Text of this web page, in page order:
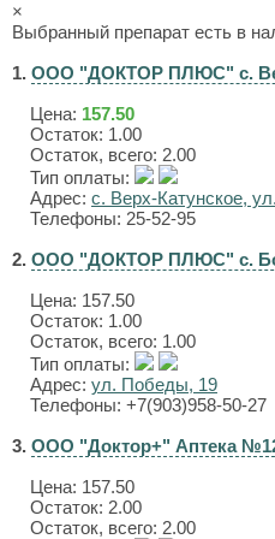
×
Выбранный препарат есть в
1. ООО "ДОКТОР ПЛЮС" с.
Цена: 157.50
Остаток: 1.00
Остаток, всего: 2.00
Тип оплаты:
Адрес: с. Верх-Катунское,
Телефоны: 25-52-95
2. ООО "ДОКТОР ПЛЮС" с.
Цена: 157.50
Остаток: 1.00
Остаток, всего: 1.00
Тип оплаты:
Адрес: ул. Победы, 19
Телефоны: +7(903)958-50-27
3. ООО "Доктор+" Аптека
Цена: 157.50
Остаток: 2.00
Остаток, всего: 2.00